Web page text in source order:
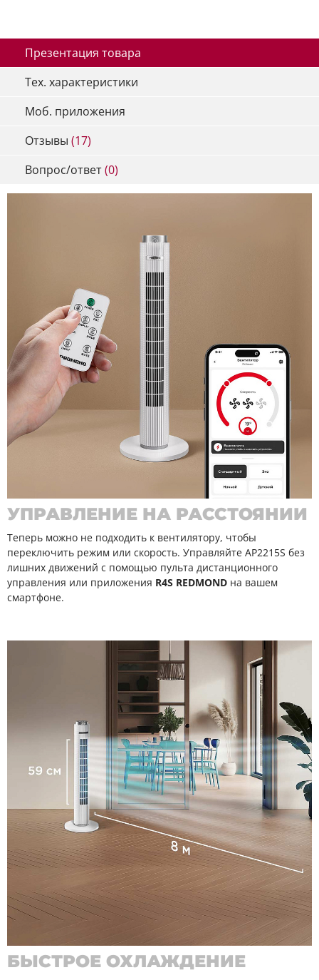
Презентация товара
Тех. характеристики
Моб. приложения
Отзывы (17)
Вопрос/ответ(0)
УПРАВЛЕНИЕ НА РАССТОЯНИИ
Теперь можно не подходить к вентилятору, чтобы
переключить режим или скорость. Управляйте AP2215S без
лишних движений с помощью пульта дистанционного
управления или приложения R4S REDMOND на вашем
смартфоне.
БЫСТРОЕ ОХЛАЖДЕНИЕ